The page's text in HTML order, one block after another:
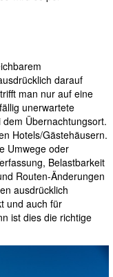
darauf
man nur auf eine
unerwartete
Übernachtungsort.
Hotels/Gästehäusern.
Umwege oder
Belastbarkeit
Routen-Änderungen
ausdrücklich
und auch für
ist dies die richtige